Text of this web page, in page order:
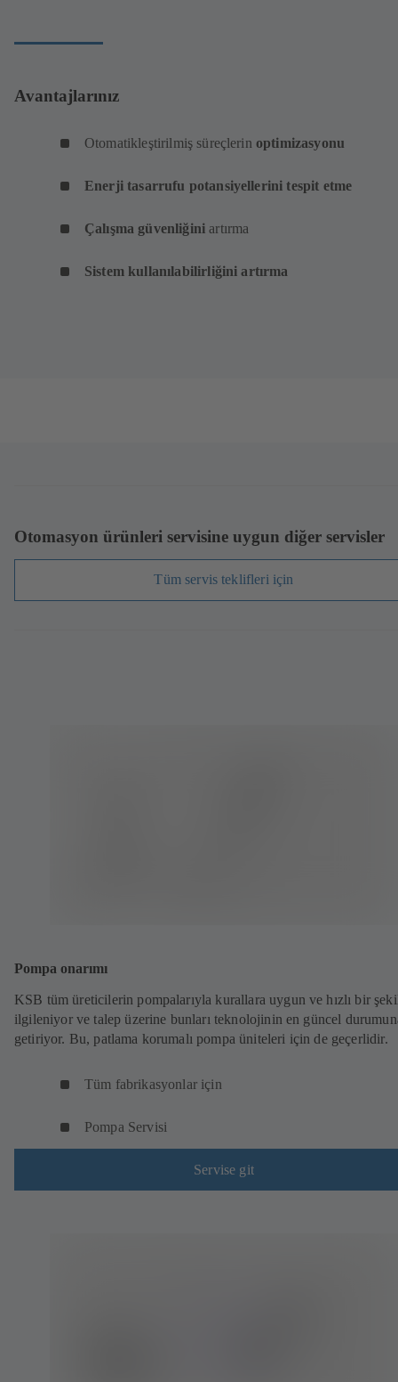
Avantajlarınız
Otomatikleştirilmiş süreçlerin optimizasyonu
Enerji tasarrufu potansiyellerini tespit etme
Çalışma güvenliğiniartırma
Sistem kullanılabilirliğini artırma
Otomasyon ürünleri servisine uygun diğer servisler
Tüm servis teklifleri için
Pompa onarımı
KSB tüm üreticilerin pompalarıyla kurallara uygun ve hızlı bir
ilgileniyor ve talep üzerine bunları teknolojinin en güncel
getiriyor. Bu, patlama korumalı pompa üniteleri için de geçerlidir.
Tüm fabrikasyonlar için
Pompa Servisi
Servise git